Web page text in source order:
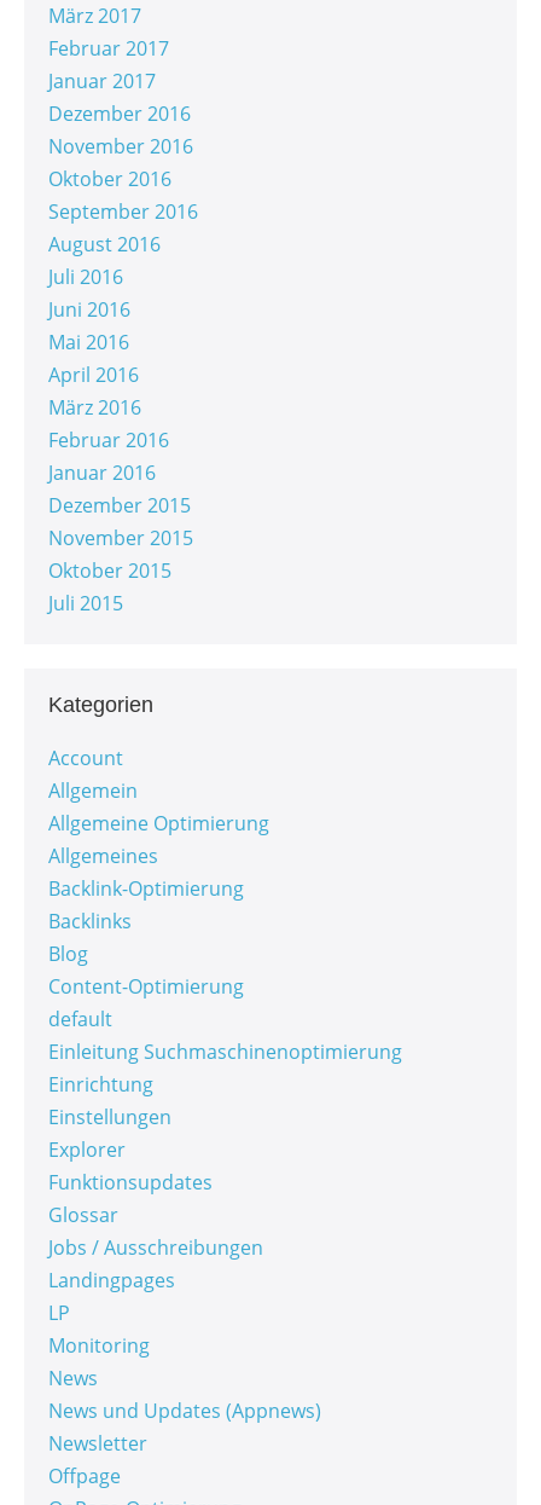
März 2017
Februar 2017
Januar 2017
Dezember 2016
November 2016
Oktober 2016
September 2016
August 2016
Juli 2016
Juni 2016
Mai 2016
April 2016
März 2016
Februar 2016
Januar 2016
Dezember 2015
November 2015
Oktober 2015
Juli 2015
Kategorien
Account
Allgemein
Allgemeine Optimierung
Allgemeines
Backlink-Optimierung
Backlinks
Blog
Content-Optimierung
default
Einleitung Suchmaschinenoptimierung
Einrichtung
Einstellungen
Explorer
Funktionsupdates
Glossar
Jobs / Ausschreibungen
Landingpages
LP
Monitoring
News
News und Updates (Appnews)
Newsletter
Offpage